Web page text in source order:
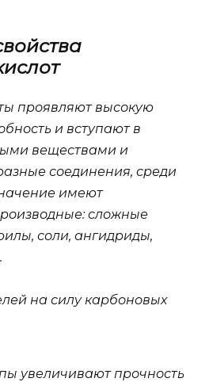
проявляют высокую
и вступают в
веществами и
соединения, среди
имеют
сложные
соли, ангидриды,
на силу карбоновых
увеличивают прочность